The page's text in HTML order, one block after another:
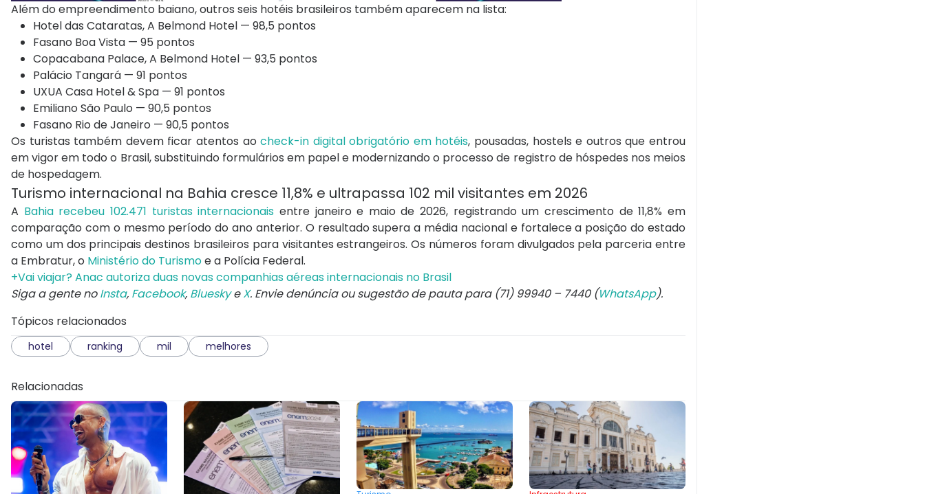
Além do empreendimento baiano, outros seis hotéis brasileiros também aparecem na lista:
Hotel das Cataratas, A Belmond Hotel — 98,5 pontos
Fasano Boa Vista — 95 pontos
Copacabana Palace, A Belmond Hotel — 93,5 pontos
Palácio Tangará — 91 pontos
UXUA Casa Hotel & Spa — 91 pontos
Emiliano São Paulo — 90,5 pontos
Fasano Rio de Janeiro — 90,5 pontos
Os turistas também devem ficar atentos aocheck-in digital obrigatório em hotéis, pousadas, hostels e outros que entrou
em vigor em todo o Brasil, substituindo formulários em papel e modernizando o processo de registro de hóspedes nos meios
de hospedagem.
Turismo internacional na Bahia cresce 11,8% e ultrapassa 102 mil visitantes em 2026
A Bahia recebeu 102.471 turistas internacionais entre janeiro e maio de 2026, registrando um crescimento de 11,8% em
comparação com o mesmo período do ano anterior. O resultado supera a média nacional e fortalece a posição do estado
como um dos principais destinos brasileiros para visitantes estrangeiros. Os números foram divulgados pela parceria entre
a Embratur, o Ministério do Turismoe a Polícia Federal.
+Vai viajar? Anac autoriza duas novas companhias aéreas internacionais no Brasil
Siga a gente noInsta, Facebook, BlueskyeX. Envie denúncia ou sugestão de pauta para (71) 99940 – 7440 (WhatsApp).
Tópicos relacionados
hotel ranking mil melhores
Relacionadas